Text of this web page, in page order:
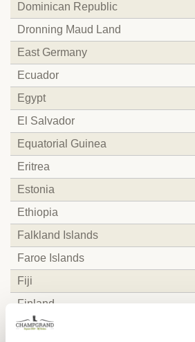
Dominican Republic
Dronning Maud Land
East Germany
Ecuador
Egypt
El Salvador
Equatorial Guinea
Eritrea
Estonia
Ethiopia
Falkland Islands
Faroe Islands
Fiji
Finland
French Guiana